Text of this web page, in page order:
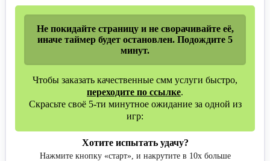
Не покидайте страницу и не сворачивайте её,
иначе таймер будет остановлен. Подождите 5
минут.
Чтобы заказать качественные смм услуги быстро,
переходите по ссылке.
Скрасьте своё 5-ти минутное ожидание за одной из
игр:
Хотите испытать удачу?
Нажмите кнопку «старт», и накрутите в 10х больше